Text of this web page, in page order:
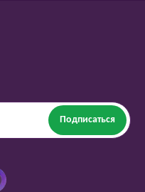
Подписаться